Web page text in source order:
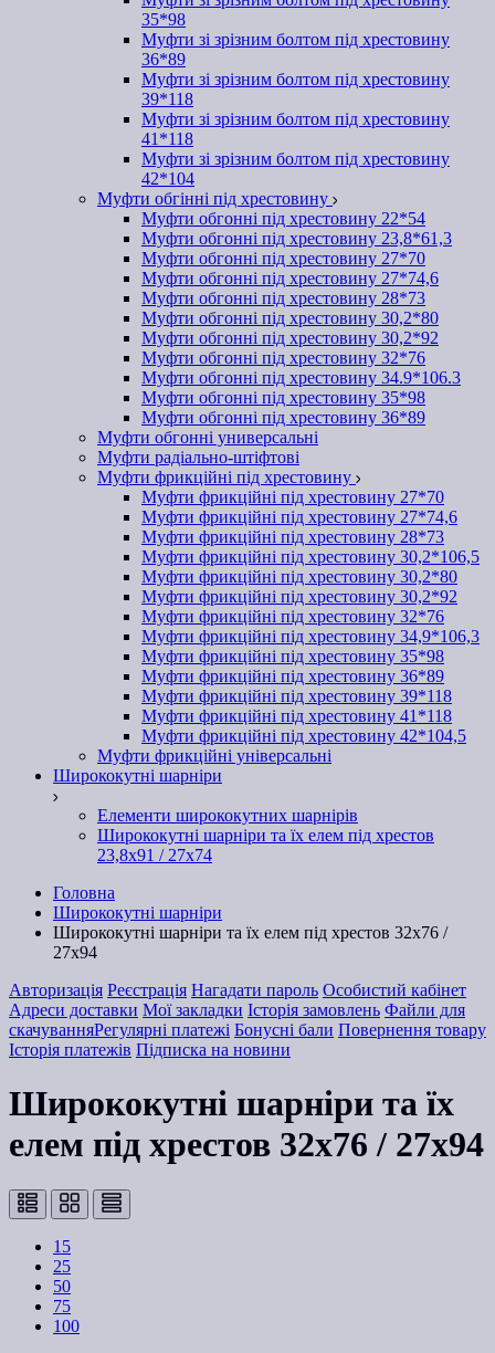
35*98
Муфти зі зрізним болтом під хрестовину
36*89
Муфти зі зрізним болтом під хрестовину
39*118
Муфти зі зрізним болтом під хрестовину
41*118
Муфти зі зрізним болтом під хрестовину
42*104
Муфти обгінні під хрестовину
Муфти обгонні під хрестовину 22*54
Муфти обгонні під хрестовину 23,8*61,3
Муфти обгонні під хрестовину 27*70
Муфти обгонні під хрестовину 27*74,6
Муфти обгонні під хрестовину 28*73
Муфти обгонні під хрестовину 30,2*80
Муфти обгонні під хрестовину 30,2*92
Муфти обгонні під хрестовину 32*76
Муфти обгонні під хрестовину 34.9*106.3
Муфти обгонні під хрестовину 35*98
Муфти обгонні під хрестовину 36*89
Муфти обгонні универсальні
Муфти радіально-штіфтові
Муфти фрикційні під хрестовину
Муфти фрикційні під хрестовину 27*70
Муфти фрикційні під хрестовину 27*74,6
Муфти фрикційні під хрестовину 28*73
Муфти фрикційні під хрестовину 30,2*106,5
Муфти фрикційні під хрестовину 30,2*80
Муфти фрикційні під хрестовину 30,2*92
Муфти фрикційні під хрестовину 32*76
Муфти фрикційні під хрестовину 34,9*106,3
Муфти фрикційні під хрестовину 35*98
Муфти фрикційні під хрестовину 36*89
Муфти фрикційні під хрестовину 39*118
Муфти фрикційні під хрестовину 41*118
Муфти фрикційні під хрестовину 42*104,5
Муфти фрикційні універсальні
Ширококутні шарніри
Елементи ширококутних шарнірів
Ширококутні шарніри та їх елем під хрестов
23,8х91 / 27x74
Головна
Ширококутні шарніри
Ширококутні шарніри та їх елем під хрестов 32х76 /
27x94
Авторизація Реєстрація Нагадати пароль Особистий кабінет
Адреси доставки Мої закладки Історія замовлень Файли для
скачуванняРегулярні платежі Бонусні бали Повернення товару
Історія платежів Підписка на новини
Ширококутні шарніри та їх
елем під хрестов 32х76 / 27x94
15
25
50
75
100